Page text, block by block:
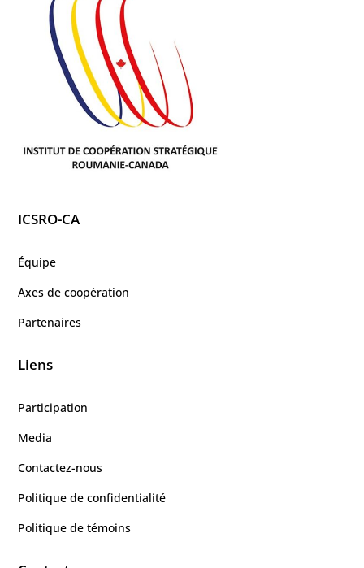
ICSRO-CA
Équipe
Axes de coopération
Partenaires
Liens
Participation
Media
Contactez-nous
Politique de confidentialité
Politique de témoins